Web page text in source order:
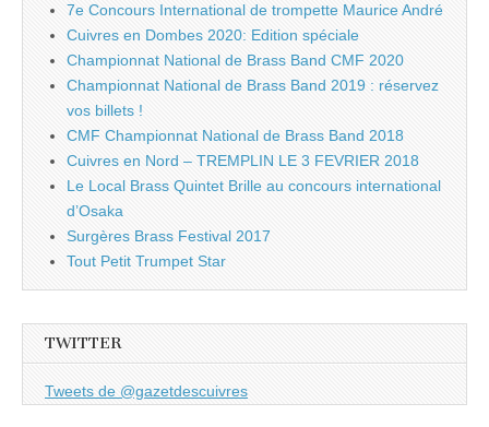
7e Concours International de trompette Maurice André
Cuivres en Dombes 2020: Edition spéciale
Championnat National de Brass Band CMF 2020
Championnat National de Brass Band 2019 : réservez
vos billets !
CMF Championnat National de Brass Band 2018
Cuivres en Nord – TREMPLIN LE 3 FEVRIER 2018
Le Local Brass Quintet Brille au concours international
d’Osaka
Surgères Brass Festival 2017
Tout Petit Trumpet Star
TWITTER
Tweets de @gazetdescuivres